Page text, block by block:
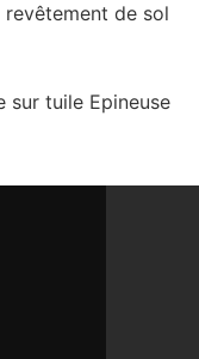
de sol
tuile Epineuse